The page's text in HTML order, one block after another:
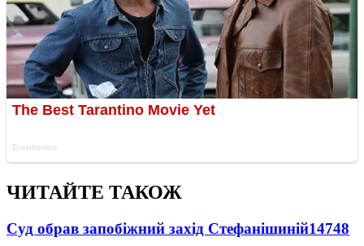
ЧИТАЙТЕ ТАКОЖ
Суд обрав запобіжний захід Стефанішиній14748